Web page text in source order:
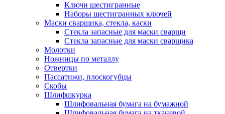
Ключи шестигранные
Наборы шестигранных ключей
Маски сварщика, стекла, каски
Стекла запасные для маски сварщи
Стекла запасные для маски сварщика
Молотки
Ножницы по металлу
Отвертки
Пассатижи, плоскогубцы
Скобы
Шлифшкурка
Шлифовальная бумага на бумажной